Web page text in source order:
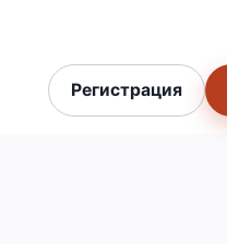
Регистрация